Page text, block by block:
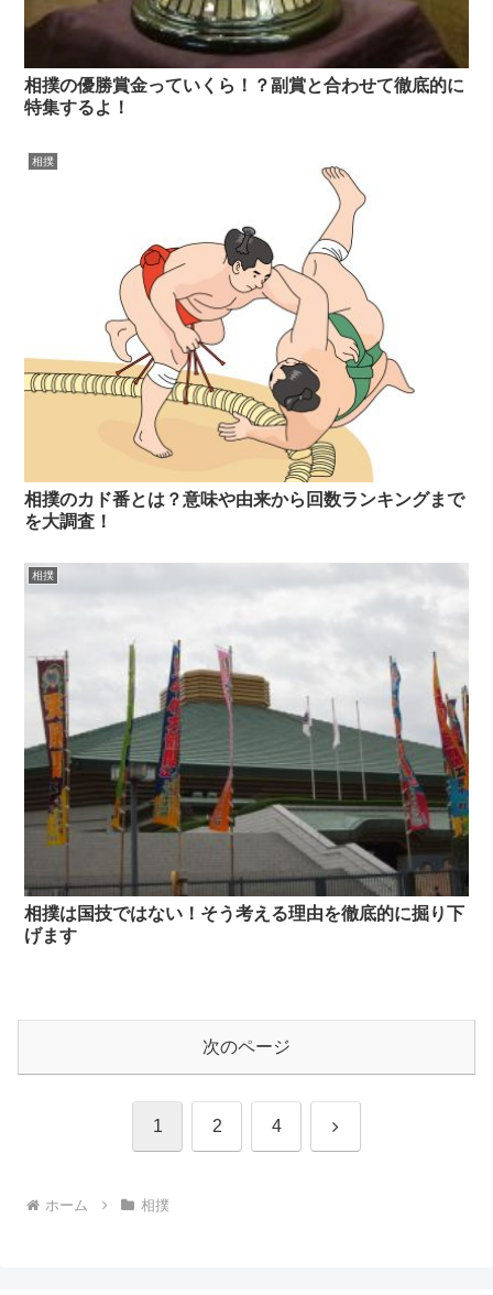
相撲の優勝賞金っていくら！？副賞と合わせて徹底的に
特集するよ！
相撲
相撲のカド番とは？意味や由来から回数ランキングまで
を大調査！
相撲
相撲は国技ではない！そう考える理由を徹底的に掘り下
げます
次のページ
1 2 4 次
ホーム 相撲